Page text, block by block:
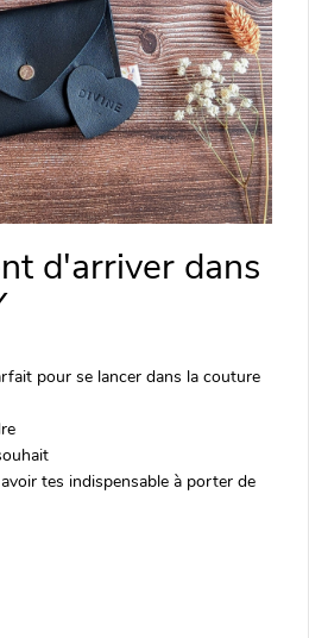
d'arriver dans
pour se lancer dans la couture
tes indispensable à porter de